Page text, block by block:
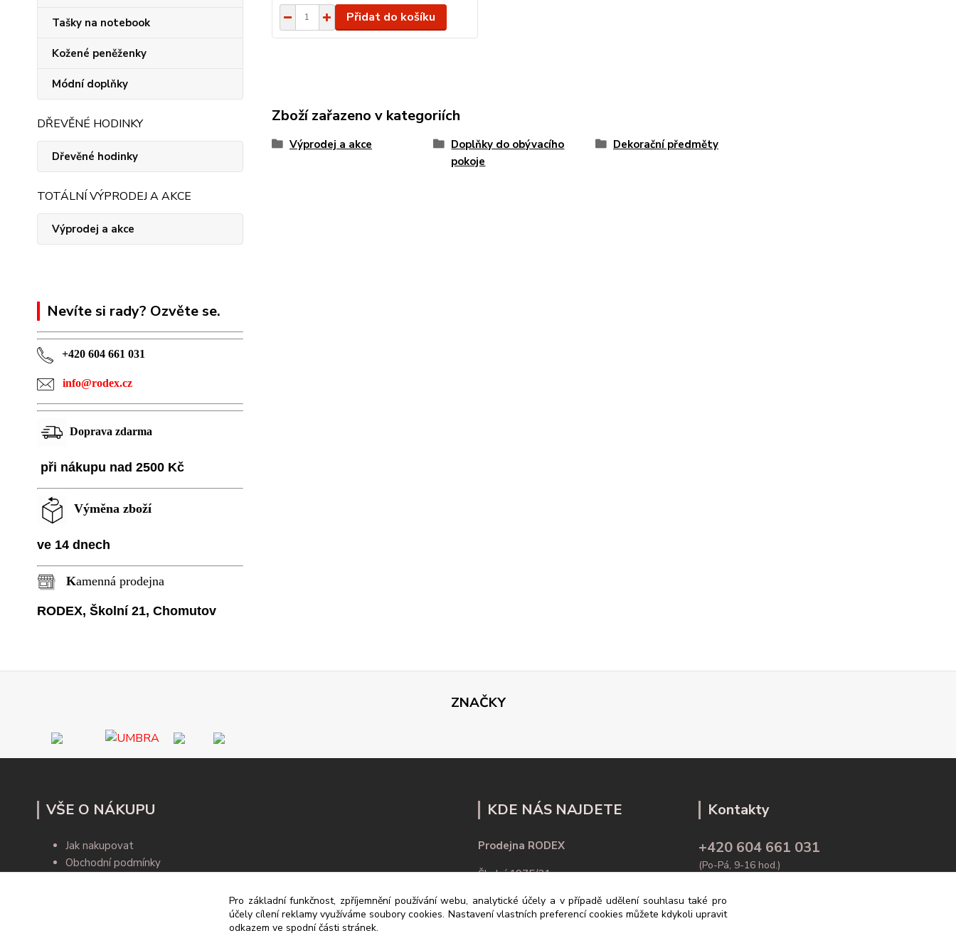
Tašky na notebook
Kožené peněženky
Módní doplňky
DŘEVĚNÉ HODINKY
Dřevěné hodinky
TOTÁLNÍ VÝPRODEJ A AKCE
Výprodej a akce
Nevíte si rady? Ozvěte se.
+420 604 661 031
info@rodex.cz
Doprava zdarma
při nákupu nad 2500 Kč
Výměna zboží
ve 14 dnech
Kamenná prodejna
RODEX, Školní 21, Chomutov
Přidat do košíku
Zboží zařazeno v kategoriích
Výprodej a akce
Doplňky do obývacího
pokoje
Dekorační předměty
ZNAČKY
VŠE O NÁKUPU
Jak nakupovat
Obchodní podmínky
KDE NÁS NAJDETE
Prodejna RODEX
Školní 1975/21
430 01 Chomutov
Kontakty
+420 604 661 031
(Po-Pá, 9-16 hod.)
info@rodex.cz
Pro základní funkčnost, zpříjemnění používání webu, analytické účely a v případě udělení souhlasu také pro
účely cílení reklamy využíváme soubory cookies. Nastavení vlastních preferencí cookies můžete kdykoli upravit
odkazem ve spodní části stránek.